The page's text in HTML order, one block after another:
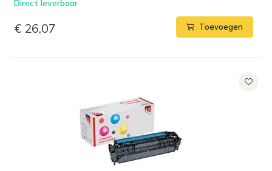
Direct leverbaar
€ 26,07 Toevoegen